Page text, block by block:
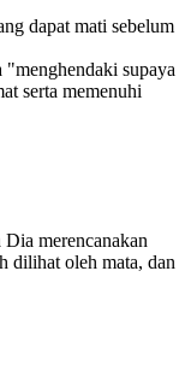
dapat mati sebelum
supaya
serta memenuhi
merencanakan
dilihat oleh mata, dan